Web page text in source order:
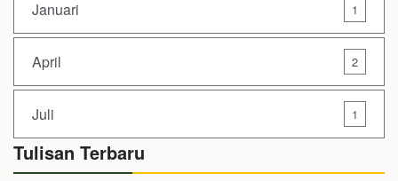
Januari 1
April 2
Juli 1
Tulisan Terbaru